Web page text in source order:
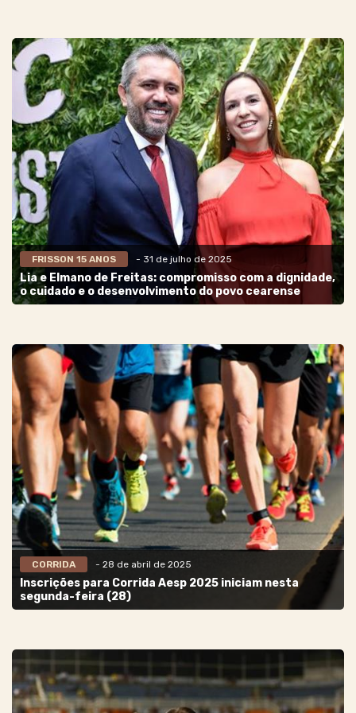
FRISSON 15 ANOS - 31 de julho de 2025
Lia e Elmano de Freitas: compromisso com a dignidade,
o cuidado e o desenvolvimento do povo cearense
CORRIDA - 28 de abril de 2025
Inscrições para Corrida Aesp 2025 iniciam nesta
segunda-feira (28)